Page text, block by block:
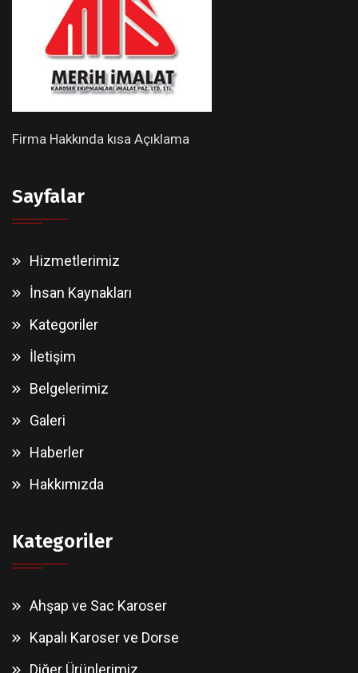
Firma Hakkında kısa Açıklama
Sayfalar
Hizmetlerimiz
İnsan Kaynakları
Kategoriler
İletişim
Belgelerimiz
Galeri
Haberler
Hakkımızda
Kategoriler
Ahşap ve Sac Karoser
Kapalı Karoser ve Dorse
Diğer Ürünlerimiz